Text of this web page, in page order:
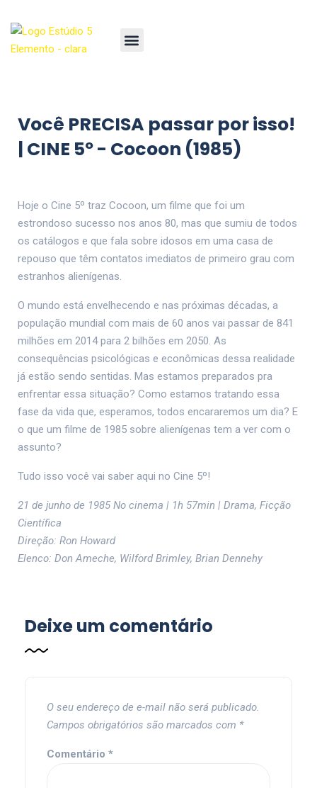
Você PRECISA passar por isso!
| CINE 5º - Cocoon (1985)
Hoje o Cine 5º traz Cocoon, um filme que foi um
estrondoso sucesso nos anos 80, mas que sumiu de todos
os catálogos e que fala sobre idosos em uma casa de
repouso que têm contatos imediatos de primeiro grau com
estranhos alienígenas.
O mundo está envelhecendo e nas próximas décadas, a
população mundial com mais de 60 anos vai passar de 841
milhões em 2014 para 2 bilhões em 2050. As
consequências psicológicas e econômicas dessa realidade
já estão sendo sentidas. Mas estamos preparados pra
enfrentar essa situação? Como estamos tratando essa
fase da vida que, esperamos, todos encararemos um dia? E
o que um filme de 1985 sobre alienígenas tem a ver com o
assunto?
Tudo isso você vai saber aqui no Cine 5º!
21 de junho de 1985 No cinema | 1h 57min | Drama, Ficção
Científica
Direção: Ron Howard
Elenco: Don Ameche, Wilford Brimley, Brian Dennehy
Deixe um comentário
O seu endereço de e-mail não será publicado.
Campos obrigatórios são marcados com *
Comentário *